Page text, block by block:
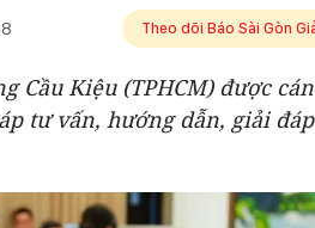
Theo dõi Báo Sài Gòn
Cầu Kiệu (TPHCM) được
tư vấn, hướng dẫn, giải